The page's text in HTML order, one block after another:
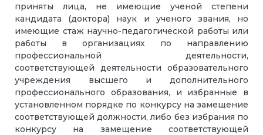
приняты лица, не имеющие ученой степени
кандидата (доктора) наук и ученого звания, но
имеющие стаж научно-педагогической работы или
работы в организациях по направлению
профессиональной деятельности,
соответствующей деятельности образовательного
учреждения высшего и дополнительного
профессионального образования, и избранные в
установленном порядке по конкурсу на замещение
соответствующей должности, либо без избрания по
конкурсу на замещение соответствующей